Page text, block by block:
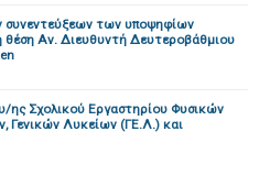
συνεντεύξεων των υποψηφίων
θέση Αν. Διευθυντή Δευτεροβάθμιου
ης Σχολικού Εργαστηρίου Φυσικών
Γενικών Λυκείων (ΓΕ.Λ.) και